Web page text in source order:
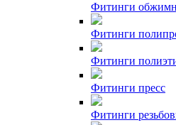
Фитинги
Фитинги
Фитинги
Фитинги пресс
Фитинги